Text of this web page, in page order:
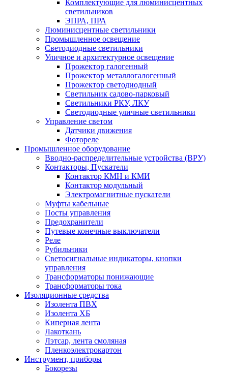
Комплектующие для люминисцентных
светильников
ЭПРА, ПРА
Люминисцентные светильники
Промышленное освещение
Светодиодные светильники
Уличное и архитектурное освещение
Прожектор галогенный
Прожектор металлогалогенный
Прожектор светодиодный
Светильник садово-парковый
Светильники РКУ, ЛКУ
Светодиодные уличные светильники
Управление светом
Датчики движения
Фотореле
Промышленное оборудование
Вводно-распределительные устройства (ВРУ)
Контакторы, Пускатели
Контактор КМН и КМИ
Контактор модульный
Электромагнитные пускатели
Муфты кабельные
Посты управления
Предохранители
Путевые конечные выключатели
Реле
Рубильники
Светосигнальные индикаторы, кнопки
управления
Трансформаторы понижающие
Трансформаторы тока
Изоляционные средства
Изолента ПВХ
Изолента ХБ
Киперная лента
Лакоткань
Лэтсар, лента смоляная
Пленкоэлектрокартон
Инструмент, приборы
Бокорезы